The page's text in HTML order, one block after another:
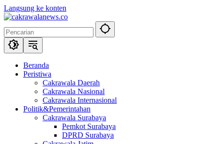
Langsung ke konten
Beranda
Peristiwa
Cakrawala Daerah
Cakrawala Nasional
Cakrawala Internasional
Politik&Pemerintahan
Cakrawala Surabaya
Pemkot Surabaya
DPRD Surabaya